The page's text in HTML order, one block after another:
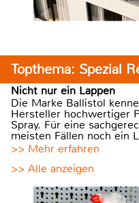
Topthema: Spezial
Nicht nur ein Lappen
Die Marke Ballistol
Hersteller hochwertiger
Spray. Für eine
meisten Fällen noch ein
>> Mehr erfahren
>> Alle anzeigen